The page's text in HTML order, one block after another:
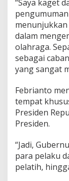
“Saya kaget
dalam
olahraga.
sebagai
yang sangat
Febrianto
tempat
Presiden
Presiden.
“Jadi,
para pelaku
pelatih,